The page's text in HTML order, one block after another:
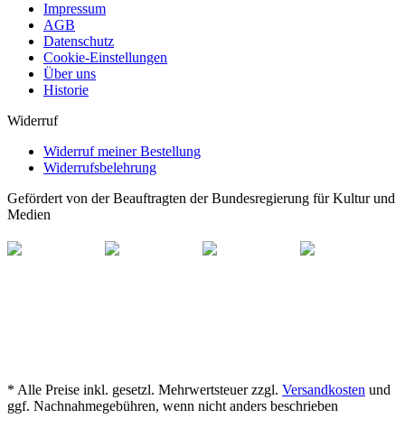
Impressum
AGB
Datenschutz
Cookie-Einstellungen
Über uns
Historie
Widerruf
Widerruf meiner Bestellung
Widerrufsbelehrung
Gefördert von der Beauftragten der Bundesregierung für Kultur und
Medien
* Alle Preise inkl. gesetzl. Mehrwertsteuer zzgl. Versandkosten und
ggf. Nachnahmegebühren, wenn nicht anders beschrieben